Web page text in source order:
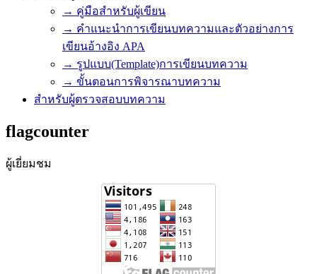
→ คู่มือสำหรับผู้เขียน
→ คำแนะนำการเขียนบทความและตัวอย่างการ
เขียนอ้างอิง APA
→ รูปแบบ(Template)การเขียนบทความ
→ ขั้นตอนการพิจารณาบทความ
สำหรับผู้ตรวจสอบบทความ
flagcounter
ผู้เยี่ยมชม